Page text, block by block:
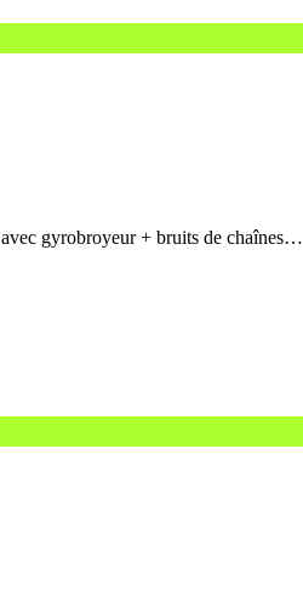
gyrobroyeur + bruits de chaînes…